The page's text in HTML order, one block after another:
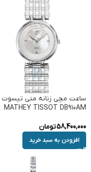
ساعت مچی زنانه متی تیسوت
MATHEY TISSOT DB910AM
58,400,000تومان
افزودن به سبد خرید